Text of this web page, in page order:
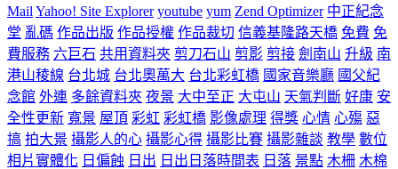
MailYahoo! Site Explorer youtube yum Zend Optimizer 中正紀念
堂 亂碼 作品出版 作品授權 作品裁切 信義基隆路天橋 免費 免
費服務 六巨石 共用資料夾 剪刀石山 剪影 剪接 劍南山 升級 南
港山稜線 台北城 台北奧萬大 台北彩虹橋 國家音樂廳 國父紀
念館 外連 多餘資料夾 夜景 大中至正 大屯山 天氣判斷 好康 安
全性更新 寬景 屋頂 彩虹 彩虹橋 影像處理 得獎 心情 心殤 惡
搞 拍大景 攝影人的心 攝影心得 攝影比賽 攝影雜談 教學 數位
相片實體化 日偏蝕 日出 日出日落時間表 日落 景點 木柵 木棉